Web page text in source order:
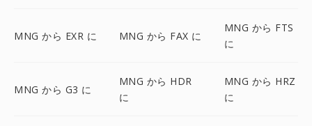
MNG から EXR に MNG から FAX に
MNG から FTS
に
MNG から G3 に
MNG から HDR
に
MNG から HRZ
に